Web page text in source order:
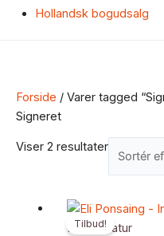
Hollandsk bogudsalg
Forside / Varer tagged
Signeret
Viser 2 resultater
Tilbud!
Faglitteratur
Den
oprindelige
Den